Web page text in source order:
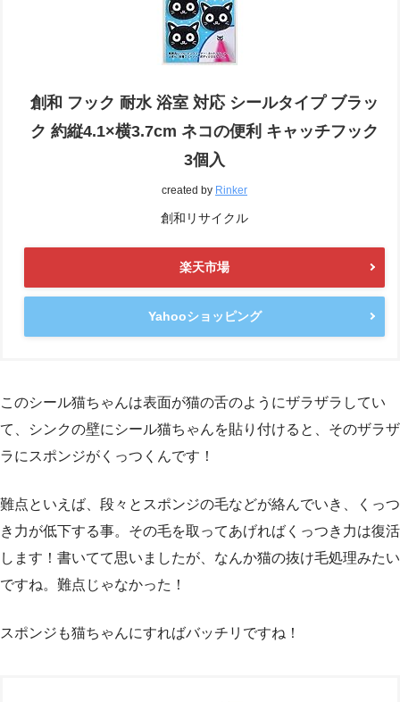
創和 フック 耐水 浴室 対応 シールタイプ ブラッ
ク 約縦4.1×横3.7cm ネコの便利 キャッチフック
3個入
created by Rinker
創和リサイクル
楽天市場
Yahooショッピング
このシール猫ちゃんは表面が猫の舌のようにザラザラしてい
て、シンクの壁にシール猫ちゃんを貼り付けると、そのザラザ
ラにスポンジがくっつくんです！
難点といえば、段々とスポンジの毛などが絡んでいき、くっつ
き力が低下する事。その毛を取ってあげればくっつき力は復活
します！書いてて思いましたが、なんか猫の抜け毛処理みたい
ですね。難点じゃなかった！
スポンジも猫ちゃんにすればバッチリですね！